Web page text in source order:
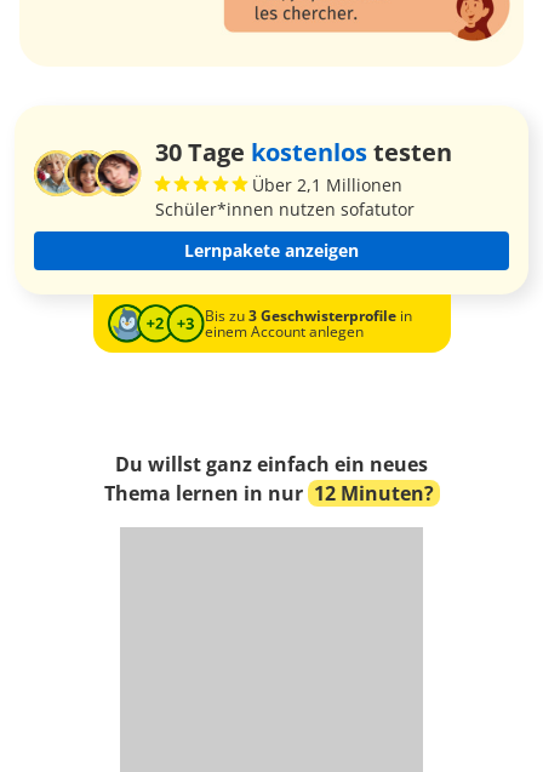
30 Tage kostenlostesten
Über 2,1 Millionen
Schüler*innen nutzen sofatutor
Lernpakete anzeigen
Bis zu3 Geschwisterprofilein
einem Account anlegen
Du willst ganz einfach ein neues
Thema lernen in nur 12 Minuten?